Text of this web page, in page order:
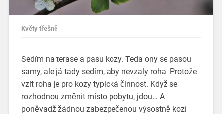
Květy třešně
Sedím na terase a pasu kozy. Teda ony se pasou
samy, ale já tady sedím, aby nevzaly roha. Protože
vzít roha je pro kozy typická činnost. Když se
rozhodnou změnit místo pobytu, jdou… A
poněvadž žádnou zabezpečenou výsostně kozí